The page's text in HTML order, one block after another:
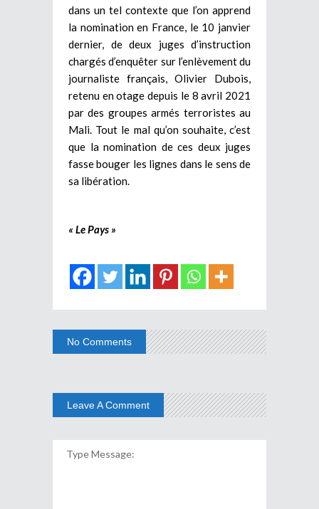
dans un tel contexte que l’on apprend
la nomination en France, le 10 janvier
dernier, de deux juges d’instruction
chargés d’enquêter sur l’enlèvement du
journaliste français, Olivier Dubois,
retenu en otage depuis le 8 avril 2021
par des groupes armés terroristes au
Mali. Tout le mal qu’on souhaite, c’est
que la nomination de ces deux juges
fasse bouger les lignes dans le sens de
sa libération.
« Le Pays »
No Comments
Leave A Comment